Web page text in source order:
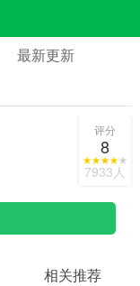
最新更新
评分
8
7933人
相关推荐